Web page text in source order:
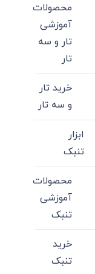
محصولات
آموزشی
تار و سه
تار
خرید تار
و سه تار
ابزار
تنبک
محصولات
آموزشی
تنبک
خرید
تنبک